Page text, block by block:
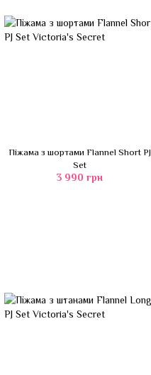
Піжама з шортами Flannel Short PJ
Set
3 990 грн